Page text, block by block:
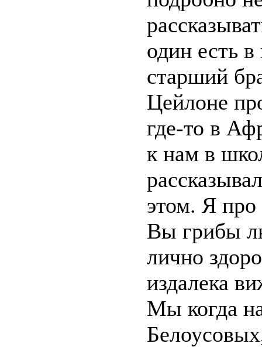
один есть
старший
Цейлоне
где-то в
к нам в
этом. Я про
Вы грибы
лично
издалека
Мы когда